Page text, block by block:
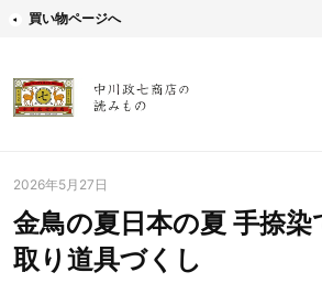
買い物ページへ
2026年5月27日
金鳥の夏日本の夏 手捺
取り道具づくし